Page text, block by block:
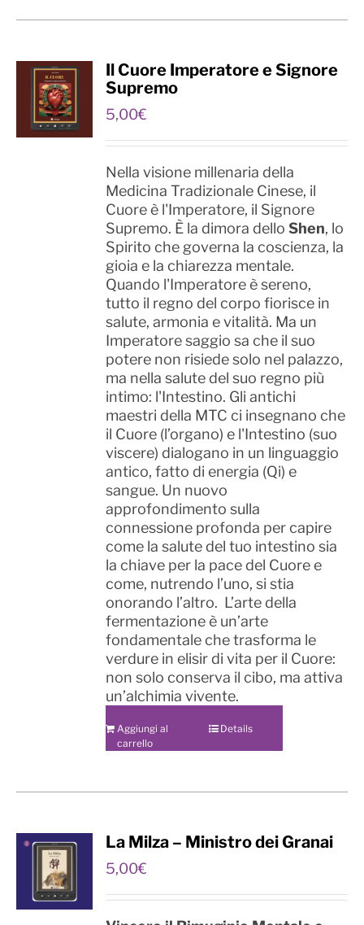
Il Cuore Imperatore e Signore
Supremo
5,00€
Nella visione millenaria della
Medicina Tradizionale Cinese, il
Cuore è l'Imperatore, il Signore
Supremo. È la dimora delloShen, lo
Spirito che governa la coscienza, la
gioia e la chiarezza mentale.
Quando l'Imperatore è sereno,
tutto il regno del corpo fiorisce in
salute, armonia e vitalità. Ma un
Imperatore saggio sa che il suo
potere non risiede solo nel palazzo,
ma nella salute del suo regno più
intimo: l'Intestino. Gli antichi
maestri della MTC ci insegnano che
il Cuore (l’organo) e l'Intestino (suo
viscere) dialogano in un linguaggio
antico, fatto di energia (Qi) e
sangue. Un nuovo
approfondimento sulla
connessione profonda per capire
come la salute del tuo intestino sia
la chiave per la pace del Cuore e
come, nutrendo l’uno, si stia
onorando l’altro. L’arte della
fermentazione è un’arte
fondamentale che trasforma le
verdure in elisir di vita per il Cuore:
non solo conserva il cibo, ma attiva
un’alchimia vivente.
Aggiungi al
carrello
Details
La Milza – Ministro dei Granai
5,00€